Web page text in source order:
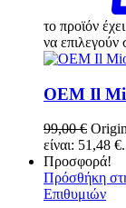
το προϊόν
να επιλεγούν
OEM Il
99,00€
είναι: 51,48 €.
Προσφορά!
Πρόσθήκη
Επιθυμιών